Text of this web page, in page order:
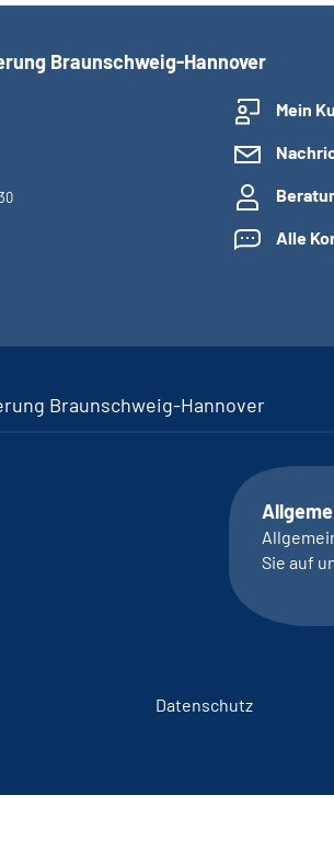
Braunschweig-Hannover
Mein
Alle
Braunschweig-Hannover
Sie auf
Datenschutz